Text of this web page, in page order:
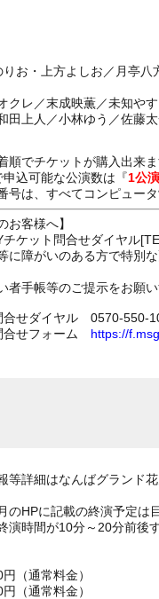
お・上方よしお／月亭
クレ／末成映薫／未知や
田上人／小林ゆう／佐藤
順でチケットが購入出来
申込可能な公演数は『1公演
号は、すべてコンピュー
お客様へ】
チケット問合せダイヤル
に障がいのある方で特別
手帳等のご提示をお願い
合せダイヤル 0570-550-
合せフォーム https://
詳細はなんばグランド
のHPに記載の終演予定は
演時間が10分～20分前後
（通常料金）
（通常料金）